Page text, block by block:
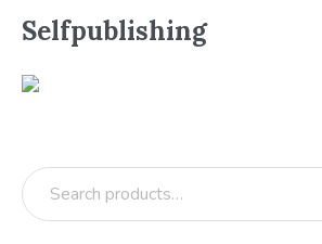
Selfpublishing